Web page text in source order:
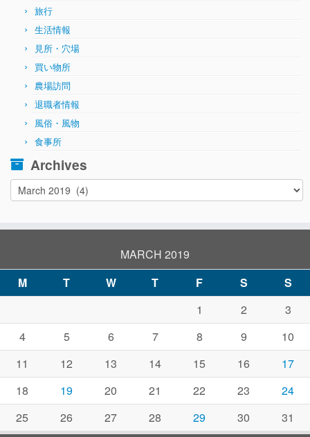
旅行
生活情報
見所・穴場
買い物所
農場訪問
退職者情報
風俗・風物
食事所
Archives
Archives
MARCH 2019
M
T W T F S
S
1
2
3
4
5 6 7 8 9
10
11
12 13 14 15 16
17
18
19 20 21 22 23
24
25
26 27 28 29 30 31